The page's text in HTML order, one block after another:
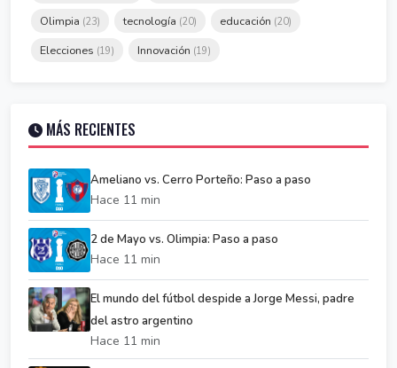
Olimpia (23) tecnología (20) educación (20)
Elecciones (19) Innovación (19)
MÁS RECIENTES
Ameliano vs. Cerro Porteño: Paso a paso
Hace 11 min
2 de Mayo vs. Olimpia: Paso a paso
Hace 11 min
El mundo del fútbol despide a Jorge Messi, padre
del astro argentino
Hace 11 min